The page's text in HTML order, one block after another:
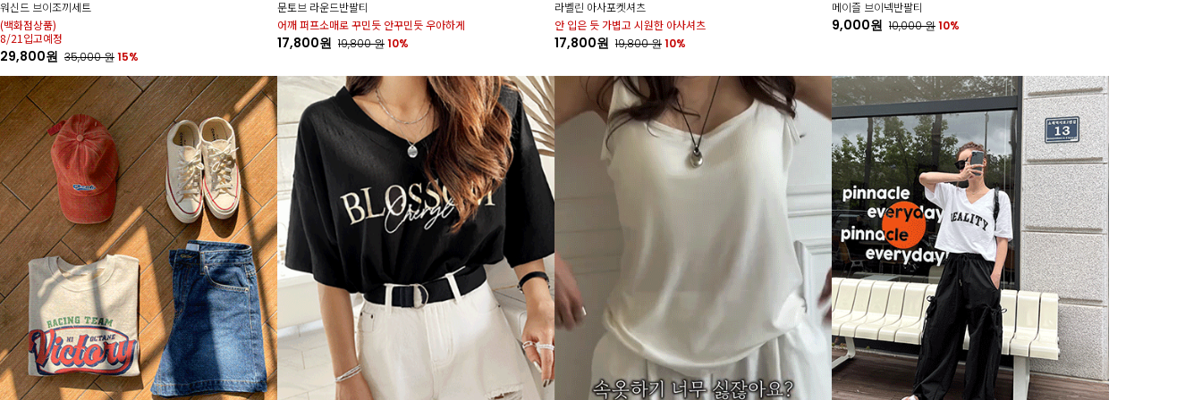
워신드 브이조끼세트
(백화점상품)
8/21입고예정
29,800원 35,000원15%
문토브 라운드반팔티
어깨 퍼프소매로 꾸민듯 안꾸민듯 우아하게
17,800원 19,800원10%
라벨린 아사포켓셔츠
안 입은 듯 가볍고 시원한 아사셔츠
17,800원 19,800원10%
메이즐 브이넥반팔티
9,000원 10,000원10%